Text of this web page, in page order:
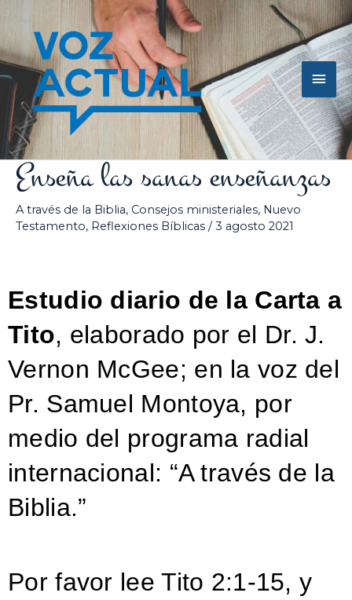
contenido
Enseña las sanas enseñanzas
A través de la Biblia, Consejos ministeriales, Nuevo
Testamento, Reflexiones Bíblicas /3 agosto 2021
Estudio diario de la Carta a
Tito, elaborado por el Dr. J.
Vernon McGee; en la voz del
Pr. Samuel Montoya, por
medio del programa radial
internacional: “A través de la
Biblia.”
Por favor lee Tito 2:1-15, y